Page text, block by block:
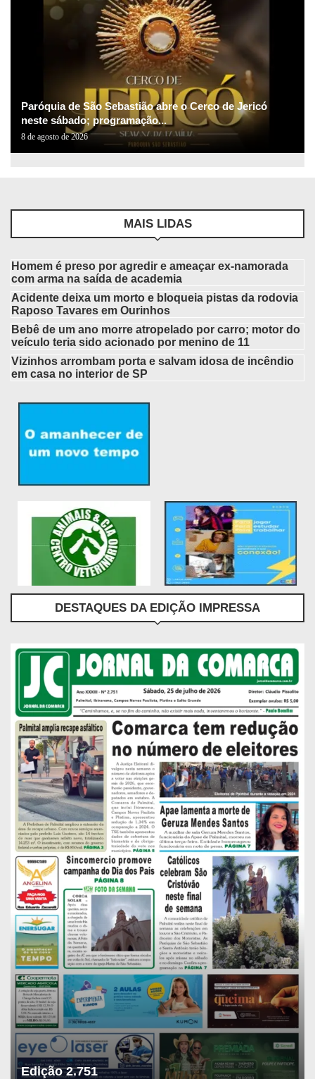
Paróquia de São Sebastião abre o Cerco de Jericó
neste sábado; programação...
8 de agosto de 2026
MAIS LIDAS
Homem é preso por agredir e ameaçar ex-namorada
com arma na saída de academia
Acidente deixa um morto e bloqueia pistas da rodovia
Raposo Tavares em Ourinhos
Bebê de um ano morre atropelado por carro; motor do
veículo teria sido acionado por menino de 11
Vizinhos arrombam porta e salvam idosa de incêndio
em casa no interior de SP
DESTAQUES DA EDIÇÃO IMPRESSA
Edição 2.751